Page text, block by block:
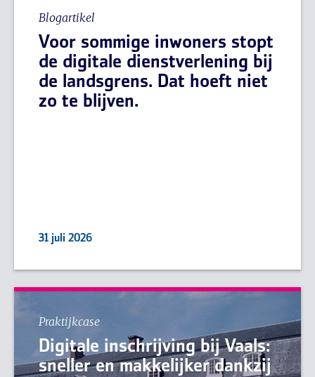
Blogartikel
Voor sommige inwoners stopt
de digitale dienstverlening bij
de landsgrens. Dat hoeft niet
zo te blijven.
31 juli 2026
Praktijkcase
Digitale inschrijving bij Vaals:
sneller en makkelijker dankzij